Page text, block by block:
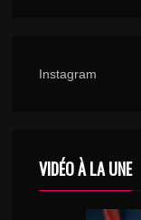
Instagram
VIDÉO À LA UNE